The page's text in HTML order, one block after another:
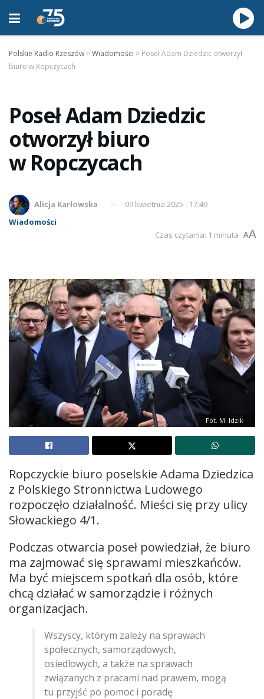
Polskie Radio Rzeszów >Wiadomości > Poseł Adam Dziedzic otworzył
biuro w Ropczycach
Poseł Adam Dziedzic
otworzył biuro
w Ropczycach
Alicja Karłowska
09 kwietnia 2025 - 17:49
Wiadomości
Czas czytania: 1 minuta AA
Fot. M. Idzik
Ropczyckie biuro poselskie Adama Dziedzica
z Polskiego Stronnictwa Ludowego
rozpoczęło działalność. Mieści się przy ulicy
Słowackiego 4/1.
Podczas otwarcia poseł powiedział, że biuro
ma zajmować się sprawami mieszkańców.
Ma być miejscem spotkań dla osób, które
chcą działać w samorządzie i różnych
organizacjach.
Wszyscy, którym zależy na sprawach
społecznych, samorządowych,
osiedlowych, a także na sprawach
związanych z pracami nad prawem, mogą
tu przyjść po pomoc i poradę